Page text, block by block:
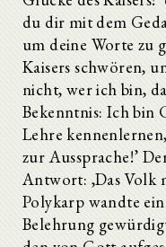
du dir mit dem
um deine Worte zu
Kaisers schwören,
nicht, wer ich bin,
Bekenntnis: Ich bin
Lehre
zur Aussprache!’
Antwort: ,Das Volk
Polykarp wandte
Belehrung